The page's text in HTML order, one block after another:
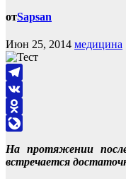
отSapsan
Июн 25, 2014 медицина
Telegram
VK
Odnoklassniki
На протяжении
встречается